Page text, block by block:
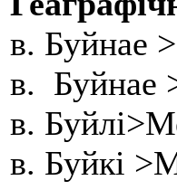
в. Буйнае
в. Буйнае
в.
в. Буйкі